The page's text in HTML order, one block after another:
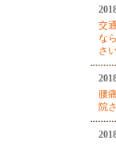
交
な
さ
腰
院